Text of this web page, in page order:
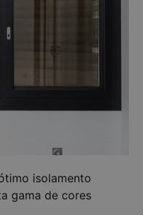
isolamento
gama de cores